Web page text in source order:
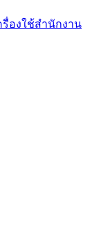
รื่องใช้สำนักงาน